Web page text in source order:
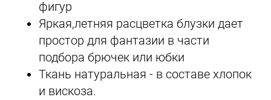
фигур
Яркая,летняя расцветка блузки дает
простор для фантазии в части
подбора брючек или юбки
Ткань натуральная - в составе хлопок
и вискоза.